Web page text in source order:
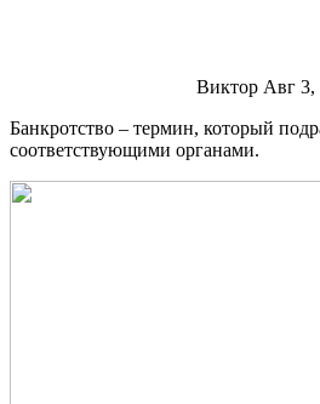
Виктор Авг 3,
Банкротство – термин, который подразумевает списание долгов в судебном порядке или без решения суда. В соответствии с законодательством такая процедура должна быть урегулирована
соответствующими органами.